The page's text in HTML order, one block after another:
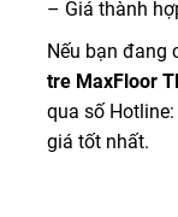
– Giá thành
Nếu bạn đang
tre MaxFloor
qua số Hotline:
giá tốt nhất.